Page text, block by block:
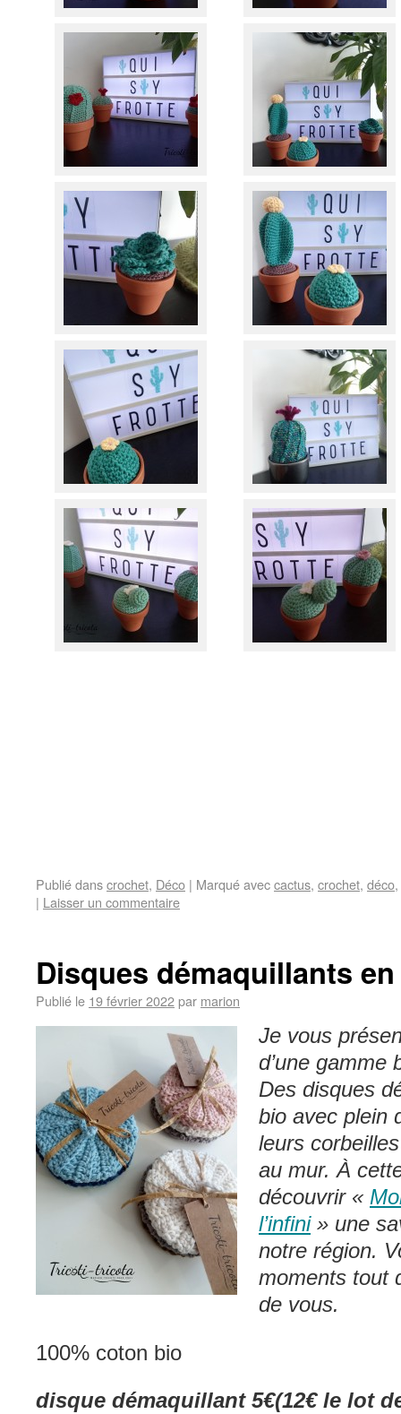
Publié danscrochet, Déco | Marqué aveccactus, crochet, déco,
| Laisser un commentaire
Disques démaquillants
Publié le 19 février 2022par marion
Je vous
d’une gamme
Des disques
bio avec plein
leurs
au mur. À
découvrir «
l’infini» une
notre région.
moments tout
de vous.
100% coton bio
disque démaquillant 5€(12€